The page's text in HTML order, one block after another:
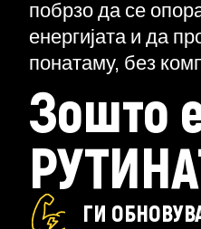
побрзо да се
енергијата и да
понатаму, без
Зошто
ГИ